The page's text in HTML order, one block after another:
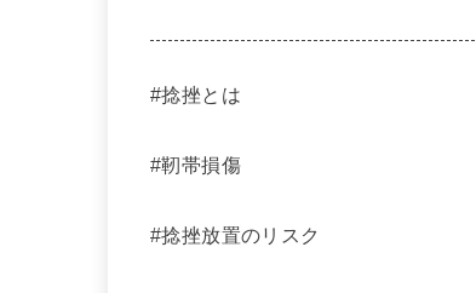
#捻挫とは
#靭帯損傷
#捻挫放置のリスク